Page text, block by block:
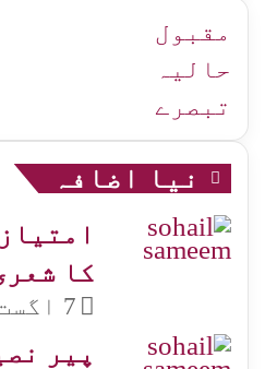
جات
مقبول
حالیہ
تبصرے
نیا اضافہ
کا
7 اگست, 2026
پیر